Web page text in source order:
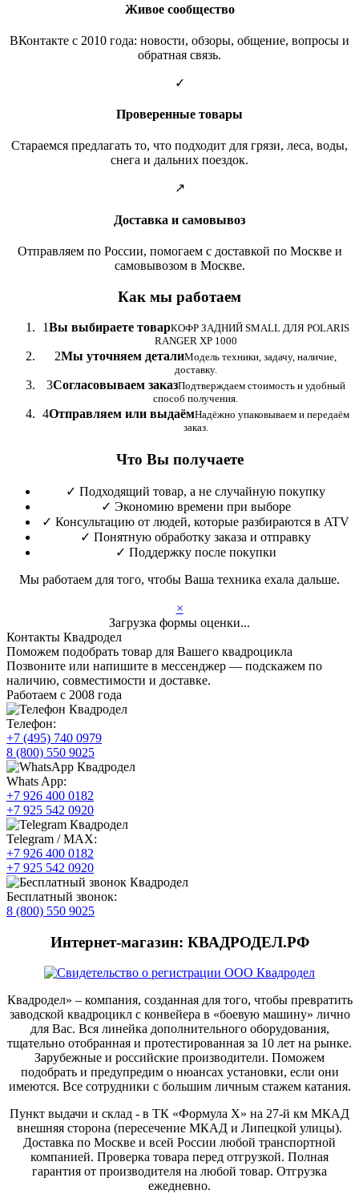
Живое сообщество
ВКонтакте с 2010 года: новости, обзоры, общение, вопросы и
обратная связь.
✓
Проверенные товары
Стараемся предлагать то, что подходит для грязи, леса, воды,
снега и дальних поездок.
↗
Доставка и самовывоз
Отправляем по России, помогаем с доставкой по Москве и
самовывозом в Москве.
Как мы работаем
1Вы выбираете товарКОФР ЗАДНИЙ SMALL ДЛЯ POLARIS
RANGER XP 1000
2Мы уточняем деталиМодель техники, задачу, наличие,
доставку.
3Согласовываем заказПодтверждаем стоимость и удобный
способ получения.
4Отправляем или выдаёмНадёжно упаковываем и передаём
заказ.
Что Вы получаете
✓ Подходящий товар, а не случайную покупку
✓ Экономию времени при выборе
✓ Консультацию от людей, которые разбираются в ATV
✓ Понятную обработку заказа и отправку
✓ Поддержку после покупки
Мы работаем для того, чтобы Ваша техника ехала дальше.
×
Загрузка формы оценки...
Контакты Квадродел
Поможем подобрать товар для Вашего квадроцикла
Позвоните или напишите в мессенджер — подскажем по
наличию, совместимости и доставке.
Работаем с 2008 года
Телефон:
+7 (495) 740 0979
8 (800) 550 9025
Whats App:
+7 926 400 0182
+7 925 542 0920
Telegram / MAX:
+7 926 400 0182
+7 925 542 0920
Бесплатный звонок:
8 (800) 550 9025
Интернет-магазин: КВАДРОДЕЛ.РФ
Квадродел» – компания, созданная для того, чтобы превратить
заводской квадроцикл с конвейера в «боевую машину» лично
для Вас. Вся линейка дополнительного оборудования,
тщательно отобранная и протестированная за 10 лет на рынке.
Зарубежные и российские производители. Поможем
подобрать и предупредим о нюансах установки, если они
имеются. Все сотрудники с большим личным стажем катания.
Пункт выдачи и склад - в ТК «Формула X» на 27-й км МКАД
внешняя сторона (пересечение МКАД и Липецкой улицы).
Доставка по Москве и всей России любой транспортной
компанией. Проверка товара перед отгрузкой. Полная
гарантия от производителя на любой товар. Отгрузка
ежедневно.